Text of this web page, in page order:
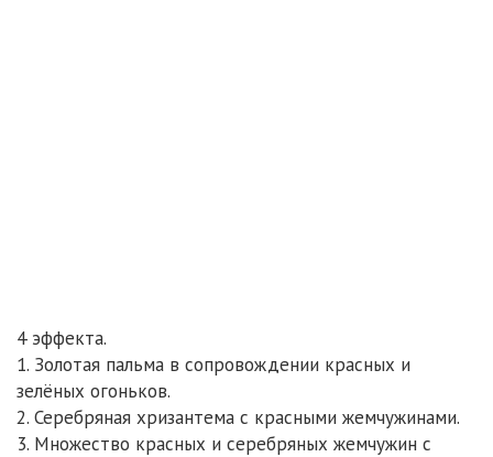
4 эффекта.
1. Золотая пальма в сопровождении красных и
зелёных огоньков.
2. Серебряная хризантема с красными жемчужинами.
3. Множество красных и серебряных жемчужин с